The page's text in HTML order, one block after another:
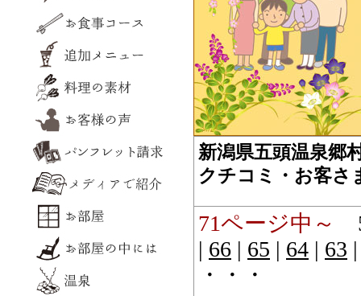
新潟県五頭温泉郷
クチコミ・お客さ
71ページ中～
| 66 | 65 | 64 | 63
・・・